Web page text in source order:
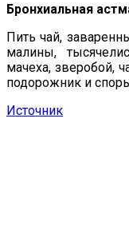
Бронхиальная
Пить чай,
малины,
мачеха, зверобой,
подорожник и
Источник